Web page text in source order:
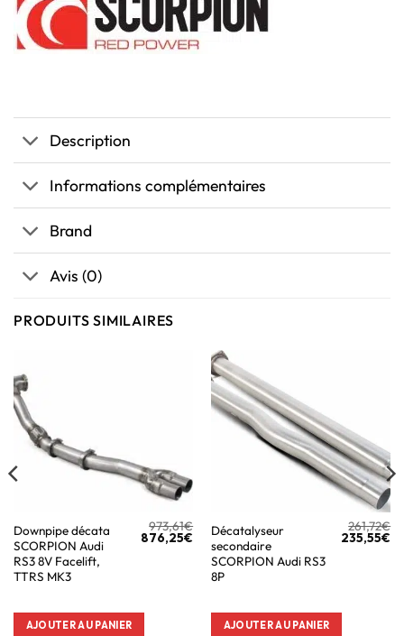
Description
Informations complémentaires
Brand
Avis (0)
PRODUITS SIMILAIRES
Downpipe décata
SCORPION Audi
RS3 8V Facelift,
TTRS MK3
973,61€
876,25€
AJOUTER AU PANIER
Décatalyseur
secondaire
SCORPION Audi RS3
8P
261,72€
235,55€
AJOUTER AU PANIER